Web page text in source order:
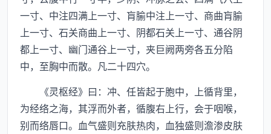
一寸、中注四满上一寸、肓腧中注上一寸、商曲肓腧
上一寸、石关商曲上一寸、阴都石关上一寸、通谷阴
都上一寸、幽门通谷上一寸，夹巨阙两旁各五分陷
中，至胸中而散。凡二十四穴。
《灵枢经》曰：冲、任皆起于胞中，上循背里，
为经络之海，其浮而外者，循腹右上行，会于咽喉，
别而络唇口。血气盛则充肤热肉，血独盛则澹渗皮肤